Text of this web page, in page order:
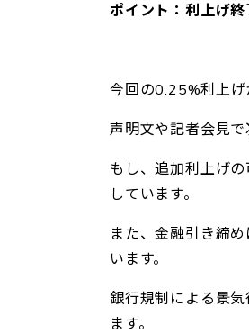
ポイント：利上げ
今回の0.25%利上げ
声明文や記者会見
もし、追加利上げ
しています。
また、金融引き締
います。
銀行規制による景
ます。